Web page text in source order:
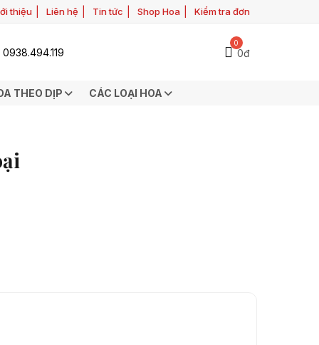
thiệu Liên hệ Tin tức Shop Hoa Kiểm tra đơn
0938.494.119
0
0đ
THEO DỊP CÁC LOẠI HOA